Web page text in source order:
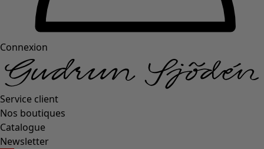
Connexion
Service client
Nos boutiques
Catalogue
Newsletter